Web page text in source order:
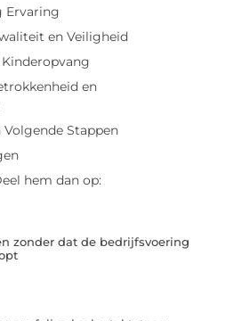
Ervaring
en Veiligheid
en
Stappen
hem dan op:
zonder dat de bedrijfsvoering